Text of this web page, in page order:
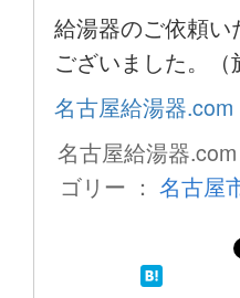
給湯器のご依頼い
ございました。（
名古屋給湯器
名古屋給湯器
ゴリー ： 名古屋